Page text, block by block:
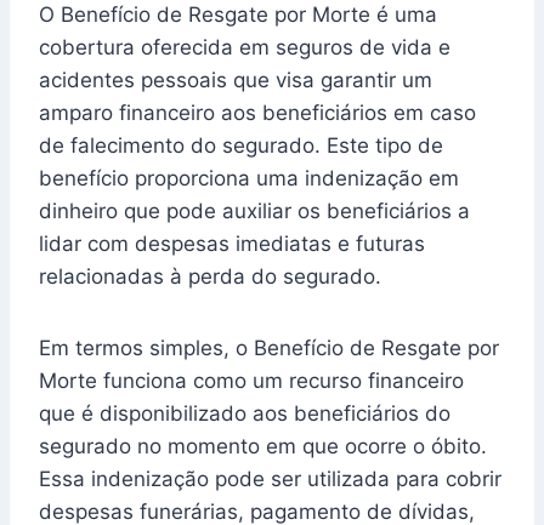
O Benefício de Resgate por Morte é uma
cobertura oferecida em seguros de vida e
acidentes pessoais que visa garantir um
amparo financeiro aos beneficiários em caso
de falecimento do segurado. Este tipo de
benefício proporciona uma indenização em
dinheiro que pode auxiliar os beneficiários a
lidar com despesas imediatas e futuras
relacionadas à perda do segurado.
Em termos simples, o Benefício de Resgate por
Morte funciona como um recurso financeiro
que é disponibilizado aos beneficiários do
segurado no momento em que ocorre o óbito.
Essa indenização pode ser utilizada para cobrir
despesas funerárias, pagamento de dívidas,